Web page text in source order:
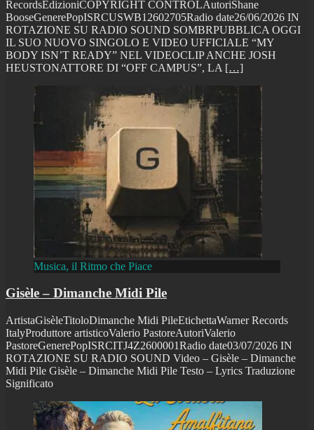
RecordsEdizioniCOPYRIGHT CONTROLAutoriShane
BooseGenerePopISRCUSWB12602705Radio date26/06/2026 IN
ROTAZIONE SU RADIO SOUND SOMBRPUBBLICA OGGI
IL SUO NUOVO SINGOLO E VIDEO UFFICIALE “MY
BODY ISN’T READY” NEL VIDEOCLIP ANCHE JOSH
HEUSTONATTORE DI “OFF CAMPUS”, LA […]
Musica, il Ritmo che Piace
Gisèle – Dimanche Midi Pile
ArtistaGisèleTitoloDimanche Midi PileEtichettaWarner Records
ItalyProduttore artisticoValerio PastoreAutoriValerio
PastoreGenerePopISRCITJ4Z2600001Radio date03/07/2026 IN
ROTAZIONE SU RADIO SOUND Video – Gisèle – Dimanche
Midi Pile Gisèle – Dimanche Midi Pile Testo – Lyrics Traduzione
Significato